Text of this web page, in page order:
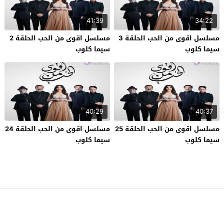
34:22
مسلسل اقوى من الحب الحلقة 3
سيما كلوب
41:39
مسلسل اقوى من الحب الحلقة 2
سيما كلوب
40:37
مسلسل اقوى من الحب الحلقة 25
سيما كلوب
40:29
مسلسل اقوى من الحب الحلقة 24
سيما كلوب